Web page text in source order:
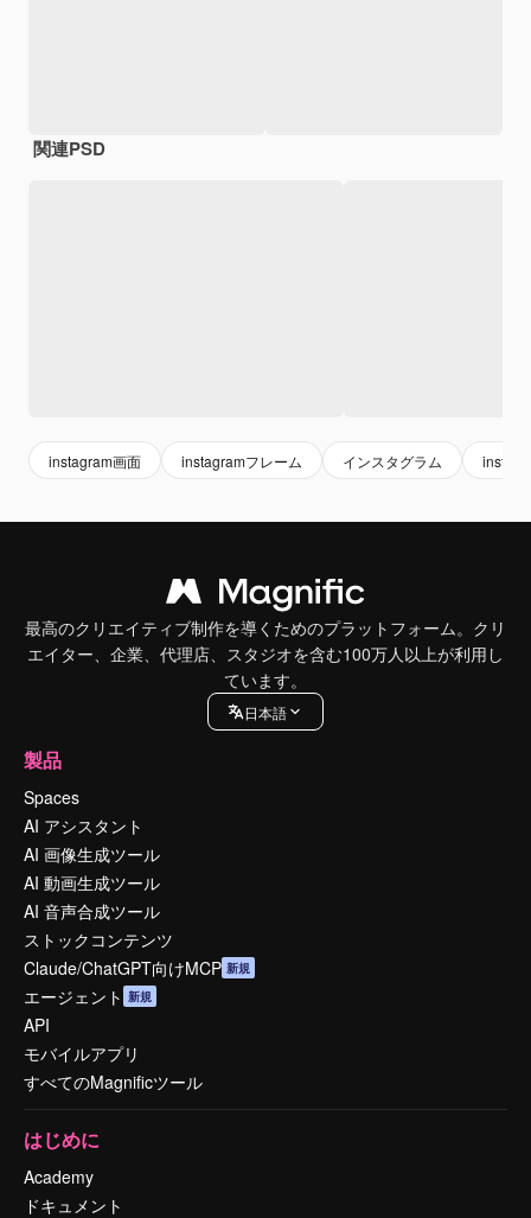
関連PSD
instagram画面 instagramフレーム インスタグラム
最高のクリエイティブ制作を導くためのプラットフォーム。クリ
エイター、企業、代理店、スタジオを含む100万人以上が利用し
ています。
日本語
製品
Spaces
AI アシスタント
AI 画像生成ツール
AI 動画生成ツール
AI 音声合成ツール
ストックコンテンツ
Claude/ChatGPT向けMCP 新規
エージェント 新規
API
モバイルアプリ
すべてのMagnificツール
はじめに
Academy
ドキュメント